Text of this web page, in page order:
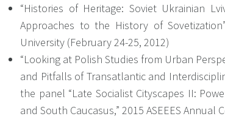
“Histories of Heritage: Soviet Ukrainian
Approaches to the History of
University (February 24-25, 2012)
“Looking at Polish Studies from Urban
and Pitfalls of Transatlantic and
the panel “Late Socialist Cityscapes II:
and South Caucasus,” 2015 ASEEES